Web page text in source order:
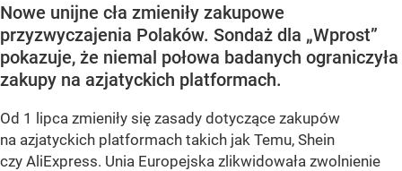
Nowe unijne cła zmieniły zakupowe
przyzwyczajenia Polaków. Sondaż dla „Wprost”
pokazuje, że niemal połowa badanych ograniczyła
zakupy na azjatyckich platformach.
Od 1 lipca zmieniły się zasady dotyczące zakupów
na azjatyckich platformach takich jak Temu, Shein
czy AliExpress. Unia Europejska zlikwidowała zwolnienie